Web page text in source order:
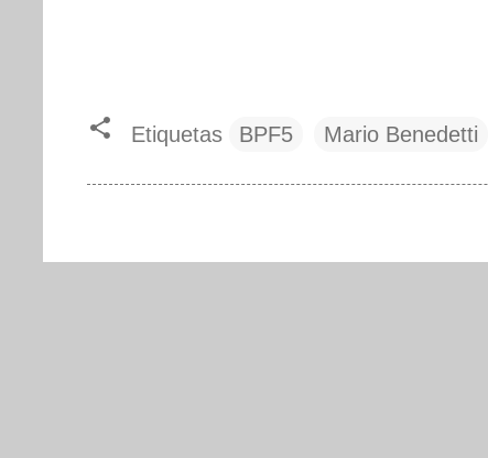
Etiquetas BPF5 Mario Benedetti